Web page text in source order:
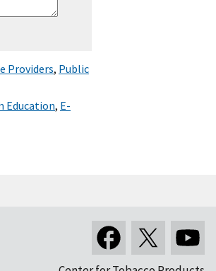
Providers, Public
Education, E-